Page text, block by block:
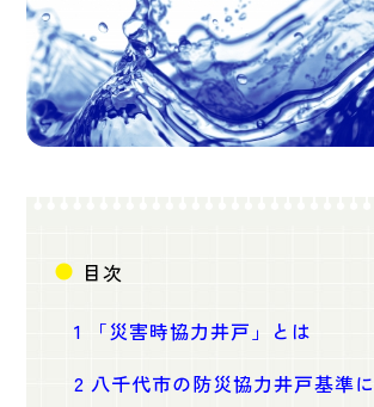
目次
1 「災害時協力井戸」とは
2 八千代市の防災協力井戸基準